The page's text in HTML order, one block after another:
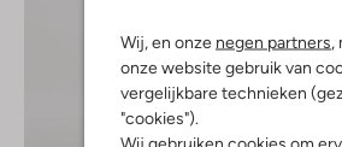
Wij, en onze negen partners,
onze website gebruik van
vergelijkbare technieken
"cookies").
Wij gebruiken cookies om